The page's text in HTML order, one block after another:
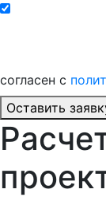
согласен с
Оставить